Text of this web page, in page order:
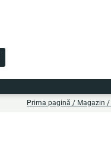
Prima pagină / Magazin /